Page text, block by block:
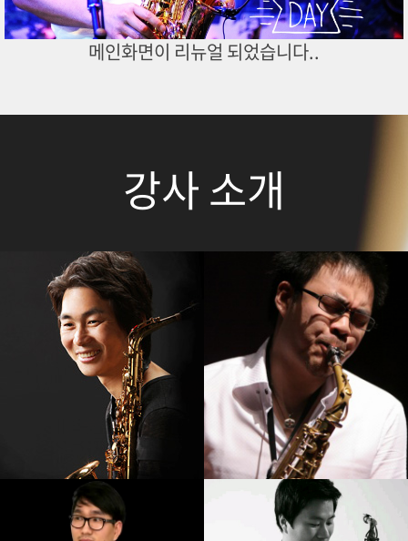
메인화면이 리뉴얼 되었습니다..
강사 소개